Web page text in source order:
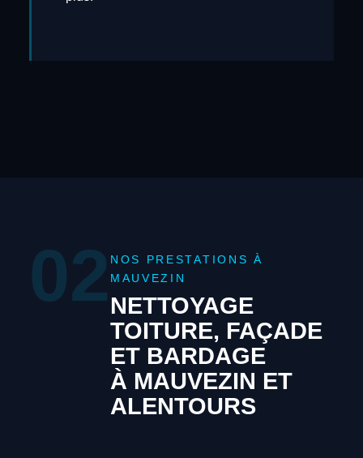
02 NOS PRESTATIONS À
MAUVEZIN
NETTOYAGE
TOITURE, FAÇADE
ET BARDAGE
À MAUVEZIN ET
ALENTOURS